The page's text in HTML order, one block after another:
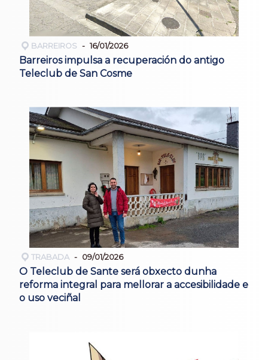
BARREIROS 16/01/2026
Barreiros impulsa a recuperación do antigo
Teleclub de San Cosme
TRABADA 09/01/2026
O Teleclub de Sante será obxecto dunha
reforma integral para mellorar a accesibilidade e
o uso veciñal